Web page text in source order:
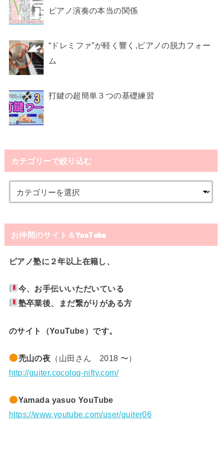
ピアノ演奏の本当の関係
“ドレミファ”が軽く響く,ピアノの脱力フォー
ム
打鍵の超簡単３つの基礎練習
カテゴリーで絞り込む
お仲間のサイト＆YouTube
ピアノ塾に２年以上在籍し、
今、お手伝いいただいている
塾卒業後、まだ繋がりがある方
のサイト（YouTube）です。
禿山の夜 （山田さん 2018 〜）
http://guiter.cocolog-nifty.com/
Yamada yasuo YouTube
https://www.youtube.com/user/guiter06